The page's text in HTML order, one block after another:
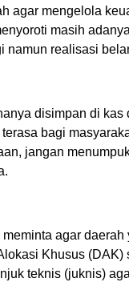
agar mengelola
masih
namun realisasi
disimpan di kas
bagi
jangan
agar daerah
Khusus (DAK)
teknis (juknis)